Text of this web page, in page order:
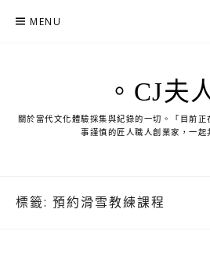
MENU
。CJ夫
關於當代文化體驗採集與紀錄的一切。「目前
事謹慎的匠人職人創業家，一起
標籤: 預約滑雪教練課程